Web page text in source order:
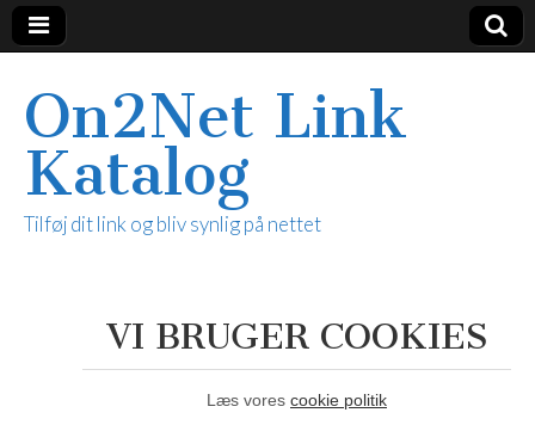
On2Net Link
Katalog
Tilføj dit link og bliv synlig på nettet
VI BRUGER COOKIES
Læs vores cookie politik